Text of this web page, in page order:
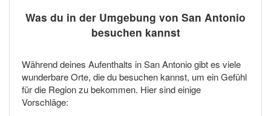
Was du in der Umgebung von San Antonio
besuchen kannst
Während deines Aufenthalts in San Antonio gibt es viele
wunderbare Orte, die du besuchen kannst, um ein Gefühl
für die Region zu bekommen. Hier sind einige
Vorschläge: